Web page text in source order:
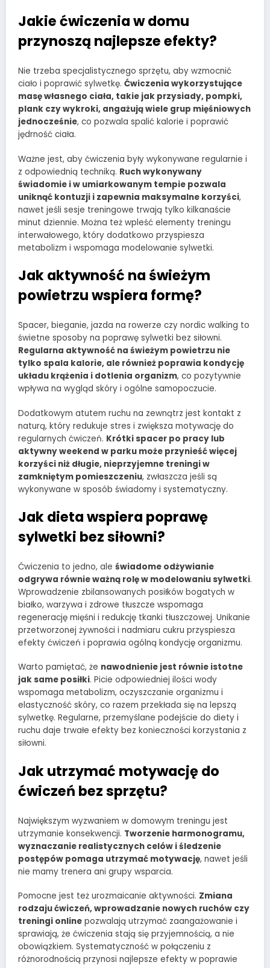
Jakie ćwiczenia w domu
przynoszą najlepsze efekty?
Nie trzeba specjalistycznego sprzętu, aby wzmocnić
ciało i poprawić sylwetkę. Ćwiczenia wykorzystujące
masę własnego ciała, takie jak przysiady, pompki,
plank czy wykroki, angażują wiele grup mięśniowych
jednocześnie, co pozwala spalić kalorie i poprawić
jędrność ciała.
Ważne jest, aby ćwiczenia były wykonywane regularnie i
z odpowiednią techniką. Ruch wykonywany
świadomie i w umiarkowanym tempie pozwala
uniknąć kontuzji i zapewnia maksymalne korzyści,
nawet jeśli sesje treningowe trwają tylko kilkanaście
minut dziennie. Można też wpleść elementy treningu
interwałowego, który dodatkowo przyspiesza
metabolizm i wspomaga modelowanie sylwetki.
Jak aktywność na świeżym
powietrzu wspiera formę?
Spacer, bieganie, jazda na rowerze czy nordic walking to
świetne sposoby na poprawę sylwetki bez siłowni.
Regularna aktywność na świeżym powietrzu nie
tylko spala kalorie, ale również poprawia kondycję
układu krążenia i dotlenia organizm, co pozytywnie
wpływa na wygląd skóry i ogólne samopoczucie.
Dodatkowym atutem ruchu na zewnątrz jest kontakt z
naturą, który redukuje stres i zwiększa motywację do
regularnych ćwiczeń. Krótki spacer po pracy lub
aktywny weekend w parku może przynieść więcej
korzyści niż długie, nieprzyjemne treningi w
zamkniętym pomieszczeniu, zwłaszcza jeśli są
wykonywane w sposób świadomy i systematyczny.
Jak dieta wspiera poprawę
sylwetki bez siłowni?
Ćwiczenia to jedno, ale świadome odżywianie
odgrywa równie ważną rolę w modelowaniu sylwetki.
Wprowadzenie zbilansowanych posiłków bogatych w
białko, warzywa i zdrowe tłuszcze wspomaga
regenerację mięśni i redukcję tkanki tłuszczowej. Unikanie
przetworzonej żywności i nadmiaru cukru przyspiesza
efekty ćwiczeń i poprawia ogólną kondycję organizmu.
Warto pamiętać, że nawodnienie jest równie istotne
jak same posiłki. Picie odpowiedniej ilości wody
wspomaga metabolizm, oczyszczanie organizmu i
elastyczność skóry, co razem przekłada się na lepszą
sylwetkę. Regularne, przemyślane podejście do diety i
ruchu daje trwałe efekty bez konieczności korzystania z
siłowni.
Jak utrzymać motywację do
ćwiczeń bez sprzętu?
Największym wyzwaniem w domowym treningu jest
utrzymanie konsekwencji. Tworzenie harmonogramu,
wyznaczanie realistycznych celów i śledzenie
postępów pomaga utrzymać motywację, nawet jeśli
nie mamy trenera ani grupy wsparcia.
Pomocne jest też urozmaicanie aktywności. Zmiana
rodzaju ćwiczeń, wprowadzanie nowych ruchów czy
treningi online pozwalają utrzymać zaangażowanie i
sprawiają, że ćwiczenia stają się przyjemnością, a nie
obowiązkiem. Systematyczność w połączeniu z
różnorodnością przynosi najlepsze efekty w poprawie